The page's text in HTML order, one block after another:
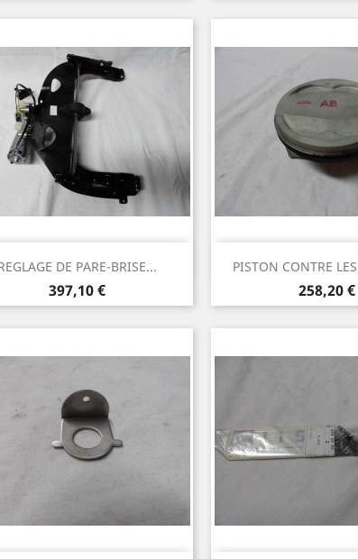
DE PARE-BRISE...
Prix
397,10 €
Aperçu rapide PISTON CONTRE
Prix
258,20 €
Aperçu